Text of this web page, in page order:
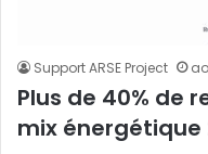
Support ARSE Project
Plus de 40% de
mix énergétique